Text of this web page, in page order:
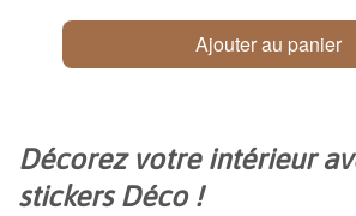
Ajouter au panier
Décorez votre intérieur
stickers Déco !